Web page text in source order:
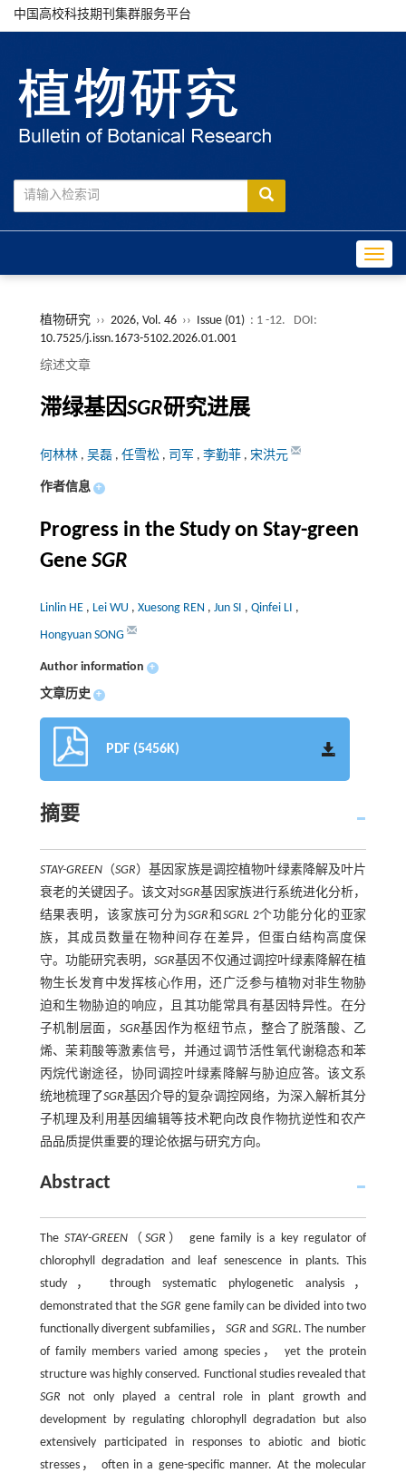
中国高校科技期刊集群服务平台
植物研究 ›› 2026, Vol. 46 ›› Issue (01) : 1 -12.
DOI:
10.7525/j.issn.1673-5102.2026.01.001
综述文章
滞绿基因SGR研究进展
何林林 , 吴磊 , 任雪松 , 司军 , 李勤菲 , 宋洪元
作者信息 +
Progress in the Study on Stay-green
Gene SGR
Linlin HE , Lei WU , Xuesong REN , Jun SI , Qinfei LI ,
Hongyuan SONG
Author information +
文章历史 +
PDF (5456K)
摘要
STAY-GREEN（SGR）基因家族是调控植物叶绿素降解及叶片
衰老的关键因子。该文对SGR基因家族进行系统进化分析，
结果表明，该家族可分为SGR和 SGRL2个功能分化的亚家
族，其成员数量在物种间存在差异，但蛋白结构高度保
守。功能研究表明，SGR基因不仅通过调控叶绿素降解在植
物生长发育中发挥核心作用，还广泛参与植物对非生物胁
迫和生物胁迫的响应，且其功能常具有基因特异性。在分
子机制层面， SGR基因作为枢纽节点，整合了脱落酸、乙
烯、茉莉酸等激素信号，并通过调节活性氧代谢稳态和苯
丙烷代谢途径，协同调控叶绿素降解与胁迫应答。该文系
统地梳理了 SGR基因介导的复杂调控网络，为深入解析其分
子机理及利用基因编辑等技术靶向改良作物抗逆性和农产
品品质提供重要的理论依据与研究方向。
Abstract
The STAY-GREEN（SGR ） gene family is a key regulator of
chlorophyll degradation and leaf senescence in plants. This
study， through systematic phylogenetic analysis，
demonstrated that theSGR gene family can be divided into two
functionally divergent subfamilies，SGR and SGRL. The number
of family members varied among species， yet the protein
structure was highly conserved. Functional studies revealed that
SGR not only played a central role in plant growth and
development by regulating chlorophyll degradation but also
extensively participated in responses to abiotic and biotic
stresses， often in a gene-specific manner. At the molecular